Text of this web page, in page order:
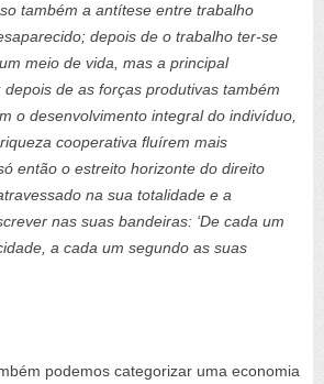
também a antítese entre trabalho
depois de o trabalho ter-se
meio de vida, mas a principal
de as forças produtivas também
o desenvolvimento integral do indivíduo,
cooperativa fluírem mais
então o estreito horizonte do direito
na sua totalidade e a
nas suas bandeiras: ‘De cada um
a cada um segundo as suas
podemos categorizar uma economia